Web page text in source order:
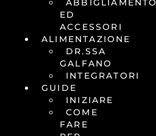
ABBIGLIAMENTO
ED
ACCESSORI
ALIMENTAZIONE
DR.SSA
GALFANO
INTEGRATORI
GUIDE
INIZIARE
COME
FARE